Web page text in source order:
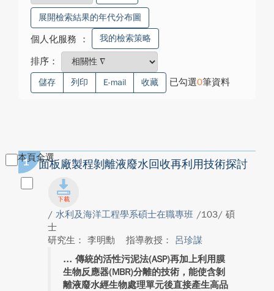
展開檢索結果的年代分布圖
個人化服務 ： 我的檢索策略
排序：
儲存 列印 E-mail 收藏 已勾選0筆資料
本頁全選
1 面板廠製程剝離液廢水回收再利用技術探討
/ 水利及海洋工程學系碩士在職專班 /103/ 碩
士
研究生： 李明勳
指導教授： 呂珍謀
傳統的活性污泥法(ASP)再加上利用膜
生物反應器(MBR)分離的技術，能使含剝
離液廢水經生物處理單元後直接產生高品